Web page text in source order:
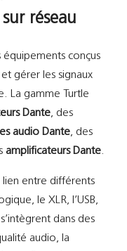
À propos
Support
réseau
conçus
gérer les signaux
La gamme Turtle
Dante, des
audio Dante, des
amplificateurs Dante.
entre différents
le XLR, l’USB,
dans des
audio, la